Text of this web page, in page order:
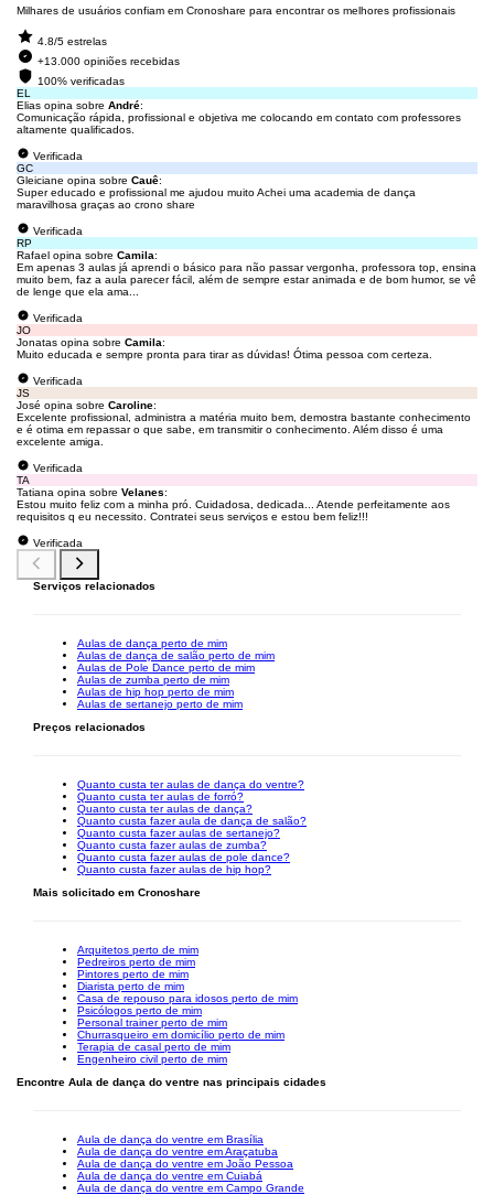
Milhares de usuários confiam em Cronoshare para encontrar os melhores profissionais
4.8/5 estrelas
+13.000 opiniões recebidas
100% verificadas
EL
Elias opina sobre André:
Comunicação rápida, profissional e objetiva me colocando em contato com professores
altamente qualificados.
Verificada
GC
Gleiciane opina sobre Cauê:
Super educado e profissional me ajudou muito Achei uma academia de dança
maravilhosa graças ao crono share
Verificada
RP
Rafael opina sobre Camila:
Em apenas 3 aulas já aprendi o básico para não passar vergonha, professora top, ensina
muito bem, faz a aula parecer fácil, além de sempre estar animada e de bom humor, se vê
de lenge que ela ama...
Verificada
JO
Jonatas opina sobre Camila:
Muito educada e sempre pronta para tirar as dúvidas! Ótima pessoa com certeza.
Verificada
JS
José opina sobre Caroline:
Excelente profissional, administra a matéria muito bem, demostra bastante conhecimento
e é otima em repassar o que sabe, em transmitir o conhecimento. Além disso é uma
excelente amiga.
Verificada
TA
Tatiana opina sobre Velanes:
Estou muito feliz com a minha pró. Cuidadosa, dedicada... Atende perfeitamente aos
requisitos q eu necessito. Contratei seus serviços e estou bem feliz!!!
Verificada
Serviços relacionados
Aulas de dança perto de mim
Aulas de dança de salão perto de mim
Aulas de Pole Dance perto de mim
Aulas de zumba perto de mim
Aulas de hip hop perto de mim
Aulas de sertanejo perto de mim
Preços relacionados
Quanto custa ter aulas de dança do ventre?
Quanto custa ter aulas de forró?
Quanto custa ter aulas de dança?
Quanto custa fazer aula de dança de salão?
Quanto custa fazer aulas de sertanejo?
Quanto custa fazer aulas de zumba?
Quanto custa fazer aulas de pole dance?
Quanto custa fazer aulas de hip hop?
Mais solicitado em Cronoshare
Arquitetos perto de mim
Pedreiros perto de mim
Pintores perto de mim
Diarista perto de mim
Casa de repouso para idosos perto de mim
Psicólogos perto de mim
Personal trainer perto de mim
Churrasqueiro em domicílio perto de mim
Terapia de casal perto de mim
Engenheiro civil perto de mim
Encontre Aula de dança do ventre nas principais cidades
Aula de dança do ventre em Brasília
Aula de dança do ventre em Araçatuba
Aula de dança do ventre em João Pessoa
Aula de dança do ventre em Cuiabá
Aula de dança do ventre em Campo Grande